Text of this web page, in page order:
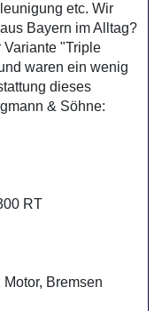
etc. Wir
Bayern im Alltag?
"Triple
waren ein wenig
dieses
& Söhne:
RT
Bremsen